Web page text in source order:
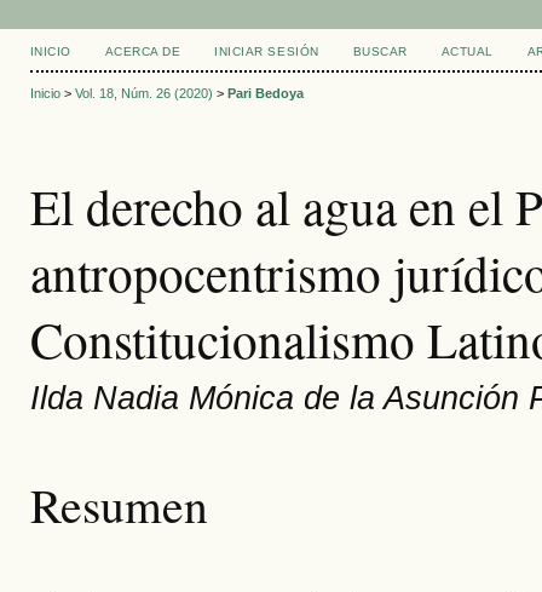
INICIO ACERCA DE INICIAR SESIÓN BUSCAR ACTUAL
Inicio> Vol. 18, Núm. 26 (2020) > Pari Bedoya
El derecho al agua en el
antropocentrismo
Constitucionalismo
Ilda Nadia Mónica de la Asunción
Resumen